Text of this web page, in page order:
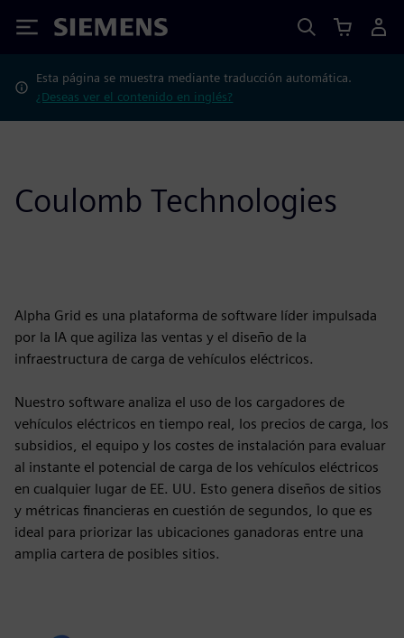
Siemens
Esta página se muestra mediante traducción automática.
¿Deseas ver el contenido en inglés?
Coulomb Technologies
Alpha Grid es una plataforma de software líder impulsada
por la IA que agiliza las ventas y el diseño de la
infraestructura de carga de vehículos eléctricos.
Nuestro software analiza el uso de los cargadores de
vehículos eléctricos en tiempo real, los precios de carga, los
subsidios, el equipo y los costes de instalación para evaluar
al instante el potencial de carga de los vehículos eléctricos
en cualquier lugar de EE. UU. Esto genera diseños de sitios
y métricas financieras en cuestión de segundos, lo que es
ideal para priorizar las ubicaciones ganadoras entre una
amplia cartera de posibles sitios.